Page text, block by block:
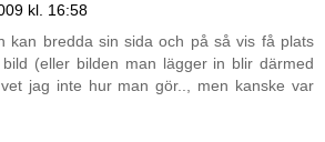
kl. 16:58
kan bredda sin sida och på så vis få plats
(eller bilden man lägger in blir därmed
jag inte hur man gör.., men kanske var